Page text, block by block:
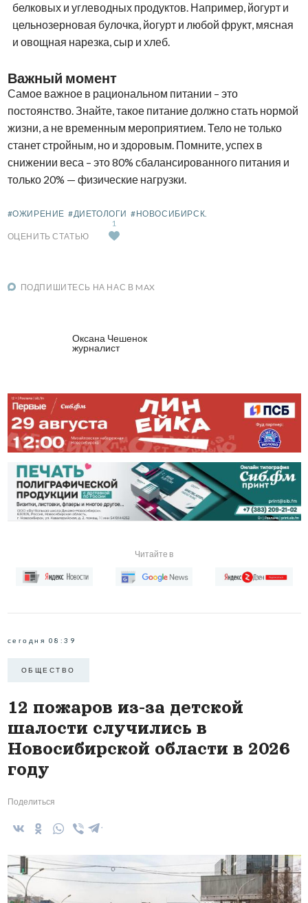
белковых и углеводных продуктов. Например, йогурт и
цельнозерновая булочка, йогурт и любой фрукт, мясная
и овощная нарезка, сыр и хлеб.
Важный момент
Самое важное в рациональном питании – это
постоянство. Знайте, такое питание должно стать нормой
жизни, а не временным мероприятием. Тело не только
станет стройным, но и здоровым. Помните, успех в
снижении веса – это 80% сбалансированного питания и
только 20% — физические нагрузки.
#ОЖИРЕНИЕ #ДИЕТОЛОГИ #НОВОСИБИРСК.
ОЦЕНИТЬ СТАТЬЮ
1
ПОДПИШИТЕСЬ НА НАС В MAX
Оксана Чешенок
журналист
Читайте в
сегодня 08:39
ОБЩЕСТВО
12 пожаров из-за детской
шалости случились в
Новосибирской области в 2026
году
Поделиться